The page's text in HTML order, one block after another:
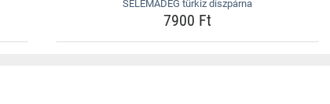
SELEMADEG türkiz díszpárna
7900 Ft